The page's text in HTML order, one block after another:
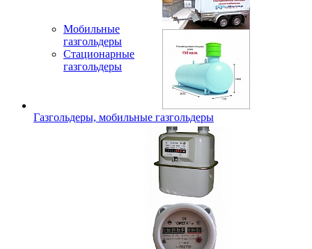
Мобильные
газгольдеры
Стационарные
газгольдеры
Газгольдеры, мобильные газгольдеры